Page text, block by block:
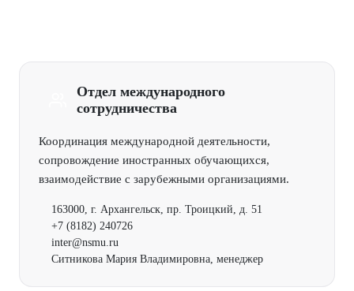
Отдел международного
сотрудничества
Координация международной деятельности,
сопровождение иностранных обучающихся,
взаимодействие с зарубежными организациями.
163000, г. Архангельск, пр. Троицкий, д. 51
+7 (8182) 240726
inter@nsmu.ru
Ситникова Мария Владимировна, менеджер